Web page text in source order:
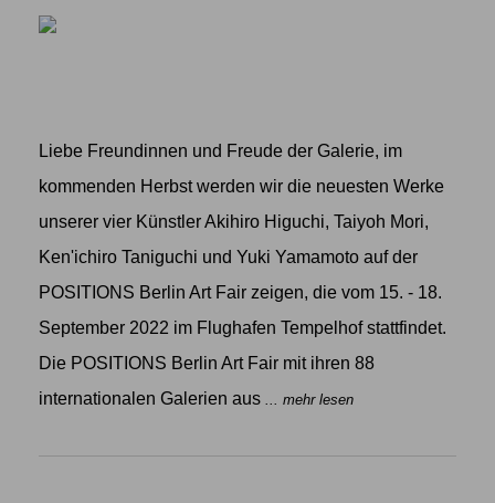
Liebe Freundinnen und Freude der Galerie, im
kommenden Herbst werden wir die neuesten Werke
unserer vier Künstler Akihiro Higuchi, Taiyoh Mori,
Ken'ichiro Taniguchi und Yuki Yamamoto auf der
POSITIONS Berlin Art Fair zeigen, die vom 15. - 18.
September 2022 im Flughafen Tempelhof stattfindet.
Die POSITIONS Berlin Art Fair mit ihren 88
internationalen Galerien aus ... mehr lesen